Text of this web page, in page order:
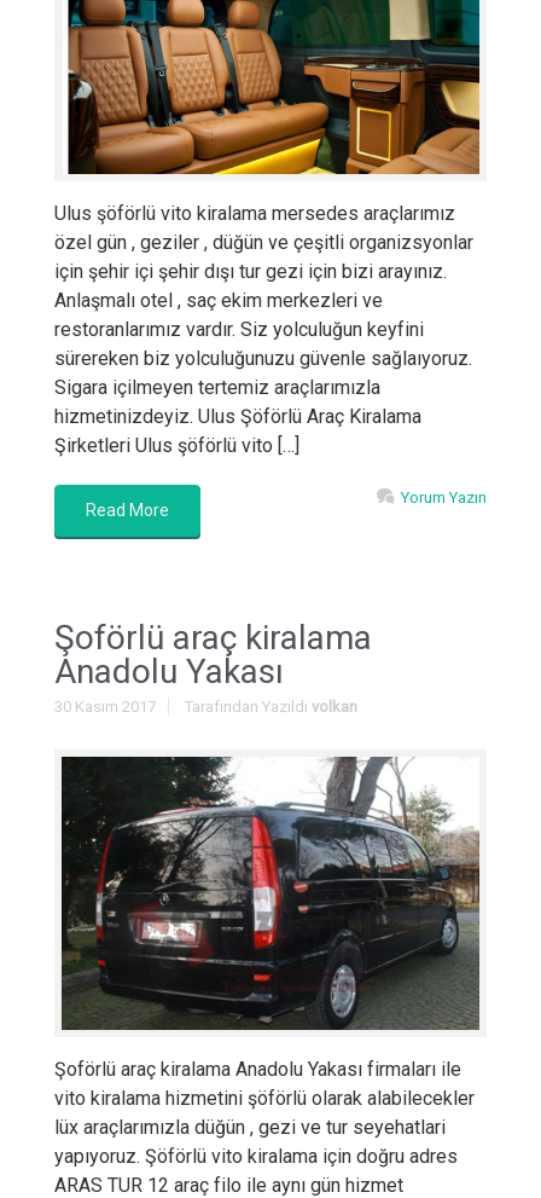
Ulus şöförlü vito kiralama mersedes araçlarımız
özel gün , geziler , düğün ve çeşitli organizsyonlar
için şehir içi şehir dışı tur gezi için bizi arayınız.
Anlaşmalı otel , saç ekim merkezleri ve
restoranlarımız vardır. Siz yolculuğun keyfini
sürereken biz yolculuğunuzu güvenle sağlaıyoruz.
Sigara içilmeyen tertemiz araçlarımızla
hizmetinizdeyiz. Ulus Şöförlü Araç Kiralama
Şirketleri Ulus şöförlü vito […]
Read More
Yorum Yazın
Şoförlü araç kiralama
Anadolu Yakası
30 Kasım 2017 Tarafından Yazıldı volkan
Şoförlü araç kiralama Anadolu Yakası firmaları ile
vito kiralama hizmetini şöförlü olarak alabilecekler
lüx araçlarımızla düğün , gezi ve tur seyehatlari
yapıyoruz. Şöförlü vito kiralama için doğru adres
ARAS TUR 12 araç filo ile aynı gün hizmet